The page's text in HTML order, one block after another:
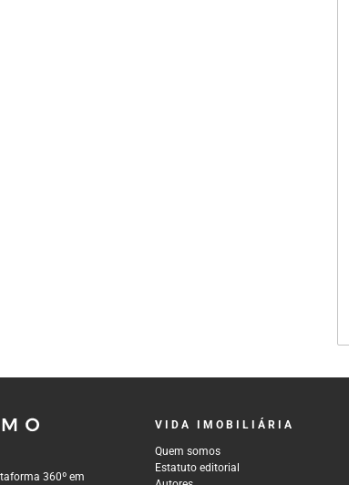
360º em
VIDA IMOBILIÁRIA
Quem somos
Estatuto editorial